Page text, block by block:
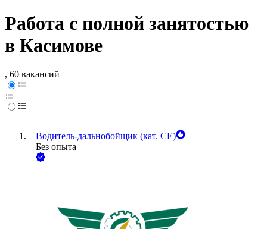
Работа с полной занятостью
в Касимове
, 60 вакансий
Водитель-дальнобойщик (кат. CE)
Без опыта